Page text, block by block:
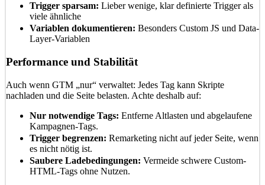
Trigger sparsam: Lieber wenige, klar definierte Trigger als
viele ähnliche
Variablen dokumentieren: Besonders Custom JS und Data-
Layer-Variablen
Performance und Stabilität
Auch wenn GTM „nur“ verwaltet: Jedes Tag kann Skripte
nachladen und die Seite belasten. Achte deshalb auf:
Nur notwendige Tags: Entferne Altlasten und abgelaufene
Kampagnen-Tags.
Trigger begrenzen: Remarketing nicht auf jeder Seite, wenn
es nicht nötig ist.
Saubere Ladebedingungen: Vermeide schwere Custom-
HTML-Tags ohne Nutzen.